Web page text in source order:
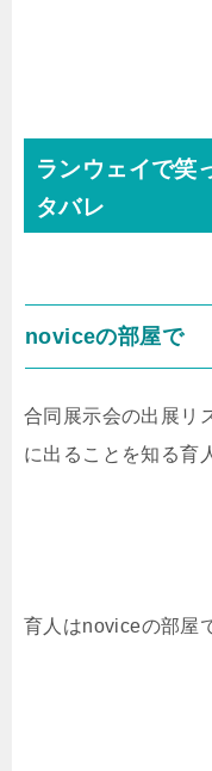
ランウェイで笑
タバレ
noviceの部屋で
合同展示会の出展リ
に出ることを知る育
育人はnoviceの部屋